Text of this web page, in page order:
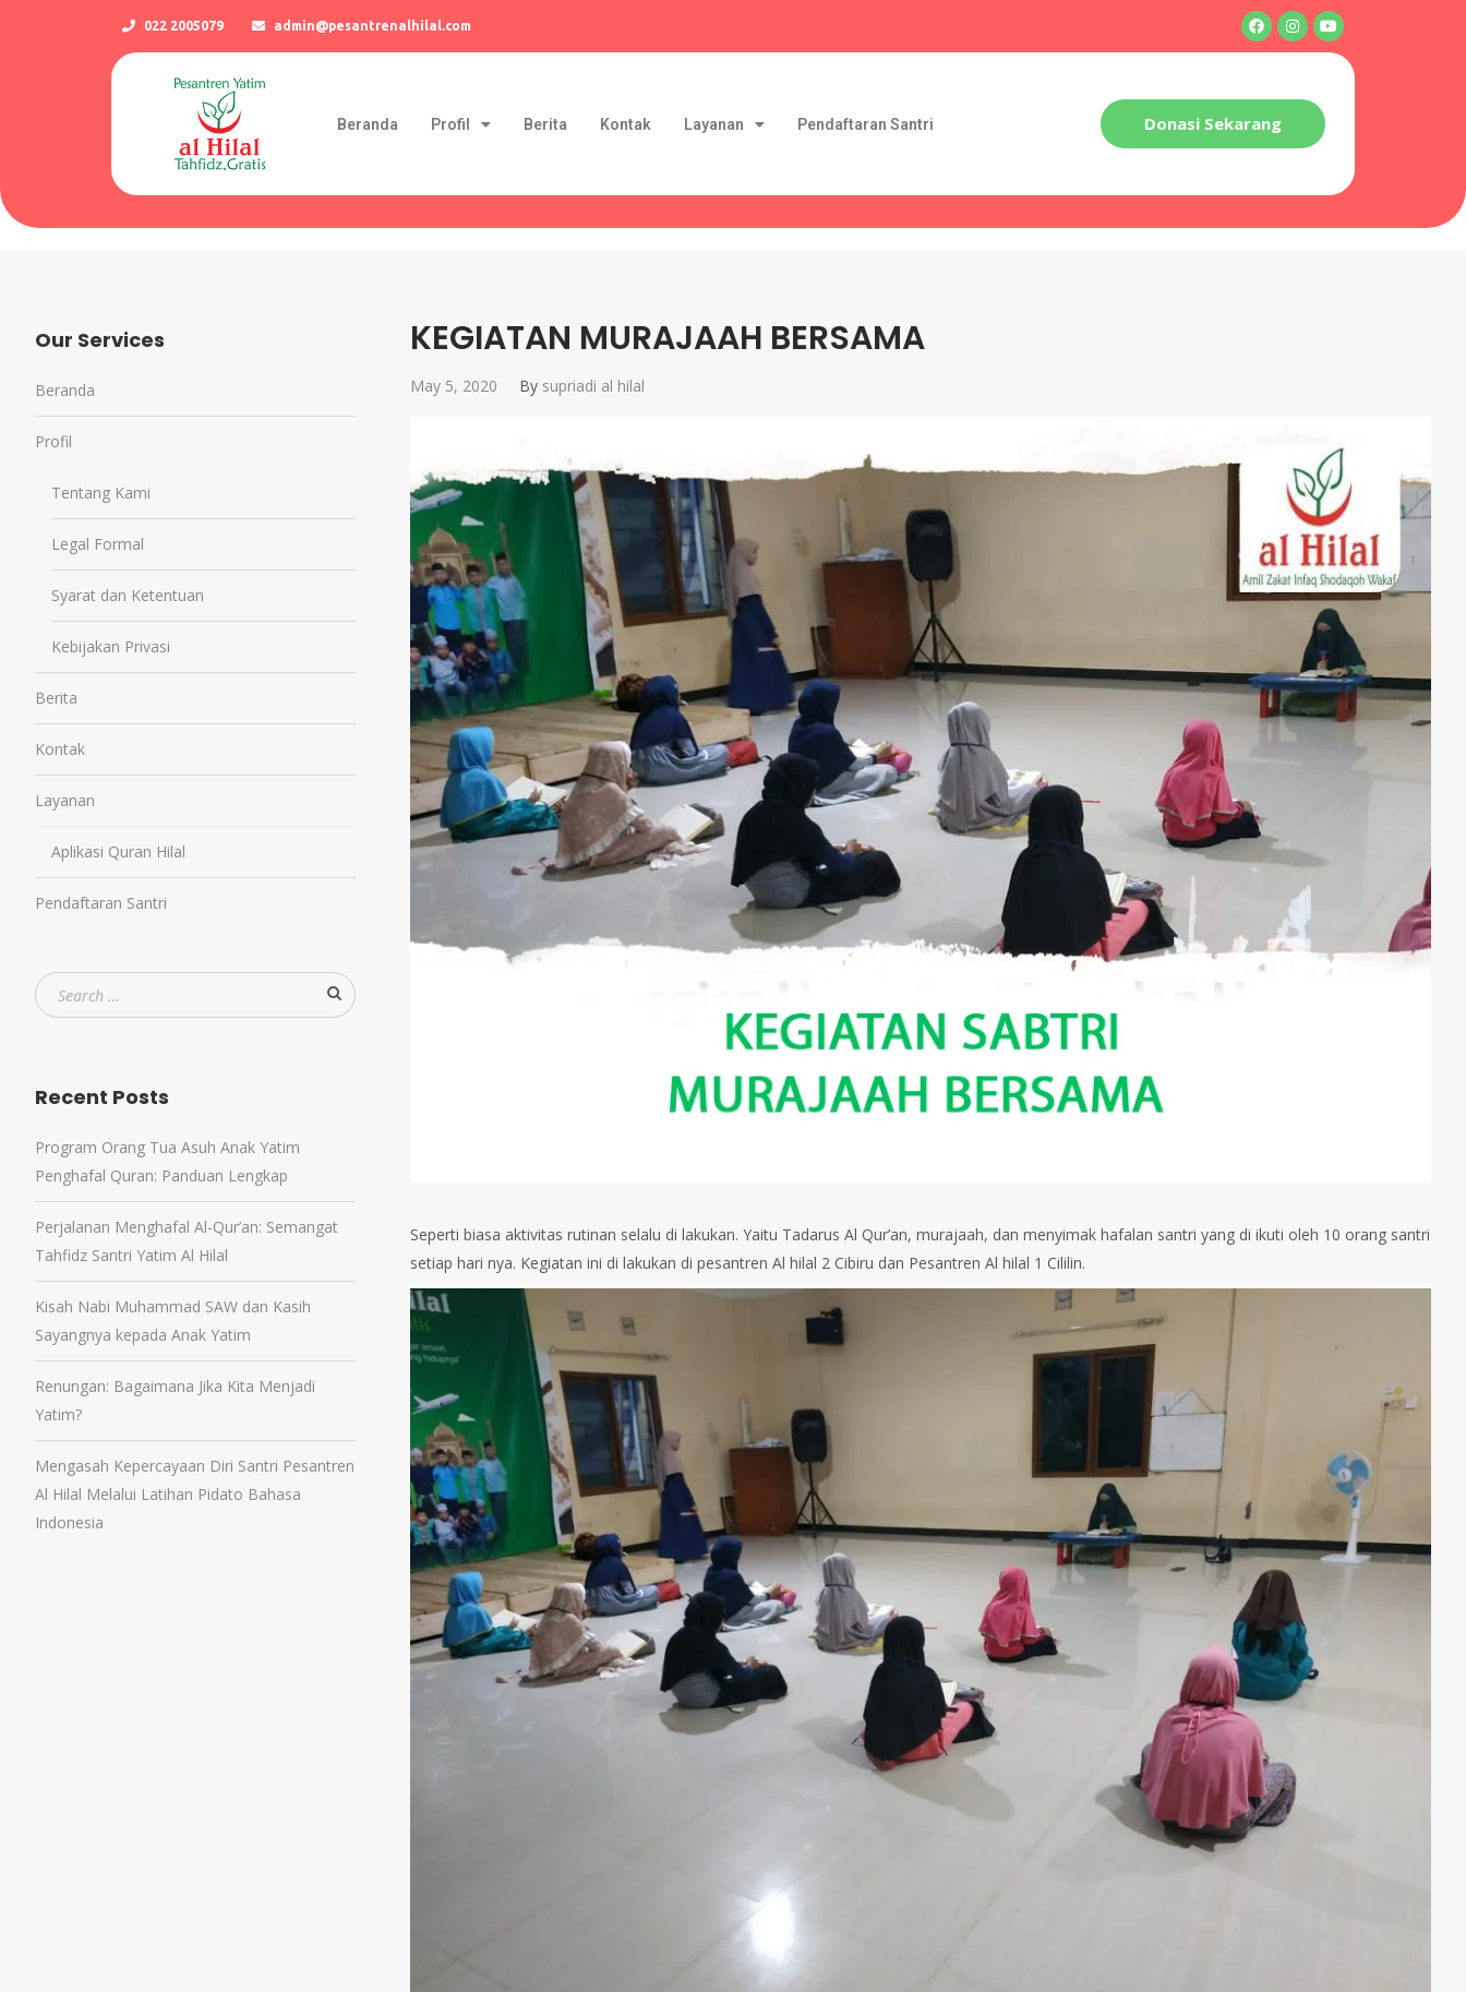
022 2005079 admin@pesantrenalhilal.com
Beranda Profil Berita Kontak Layanan Pendaftaran Santri Donasi Sekarang
KEGIATAN MURAJAAH BERSAMA
May 5, 2020 By supriadi al hilal
Seperti biasa aktivitas rutinan selalu di lakukan. Yaitu Tadarus Al Qur’an, murajaah, dan menyimak hafalan santri yang di ikuti oleh 10 orang santri
setiap hari nya. Kegiatan ini di lakukan di pesantren Al hilal 2 Cibiru dan Pesantren Al hilal 1 Cililin.
Our Services
Beranda
Profil
Tentang Kami
Legal Formal
Syarat dan Ketentuan
Kebijakan Privasi
Berita
Kontak
Layanan
Aplikasi Quran Hilal
Pendaftaran Santri
Recent Posts
Program Orang Tua Asuh Anak Yatim
Penghafal Quran: Panduan Lengkap
Perjalanan Menghafal Al-Qur’an: Semangat
Tahfidz Santri Yatim Al Hilal
Kisah Nabi Muhammad SAW dan Kasih
Sayangnya kepada Anak Yatim
Renungan: Bagaimana Jika Kita Menjadi
Yatim?
Mengasah Kepercayaan Diri Santri Pesantren
Al Hilal Melalui Latihan Pidato Bahasa
Indonesia